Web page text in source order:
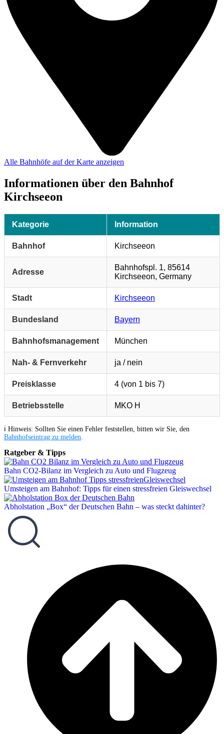
Alle Bahnhöfe auf der Karte anzeigen
Informationen über den Bahnhof
Kirchseeon
Kategorie Information
Bahnhof Kirchseeon
Adresse
Bahnhofspl. 1, 85614
Kirchseeon, Germany
Stadt Kirchseeon
Bundesland Bayern
Bahnhofsmanagement München
Nah- & Fernverkehr ja / nein
Preisklasse 4 (von 1 bis 7)
Betriebsstelle MKO H
ℹ️ Hinweis: Sollten Sie einen Fehler feststellen, bitten wir Sie, den
Bahnhofseintrag zu melden
Ratgeber & Tipps
Bahn CO2-Bilanz im Vergleich zu Auto und Flugzeug
Umsteigen am Bahnhof: Tipps für einen stressfreien Gleiswechsel
Abholstation „Box“ der Deutschen Bahn – was steckt dahinter?